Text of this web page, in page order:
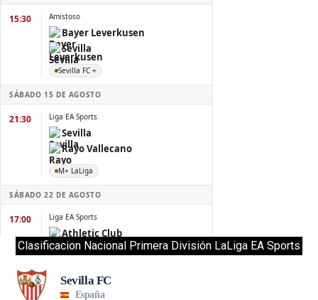
Clasificacion Nacional Primera División LaLiga EA Sports